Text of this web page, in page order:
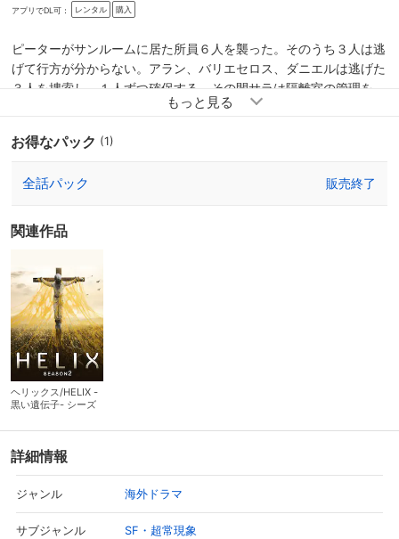
アプリでDL可： レンタル 購入
ピーターがサンルームに居た所員６人を襲った。そのうち３人は逃
げて行方が分からない。アラン、バリエセロス、ダニエルは逃げた
３人を捜索し、１人ずつ確保する。その間サラは隔離室の管理を、
ジュリアはピーターの実験に関する調査を、ドリーンはサルの解剖
ーのラボのケースが突然倒れるのを見つける。
お得なパック (1)
全話パック 販売終了
関連作品
ヘリックス/HELIX -
黒い遺伝子- シーズ
詳細情報
ジャンル 海外ドラマ
サブジャンル SF・超常現象